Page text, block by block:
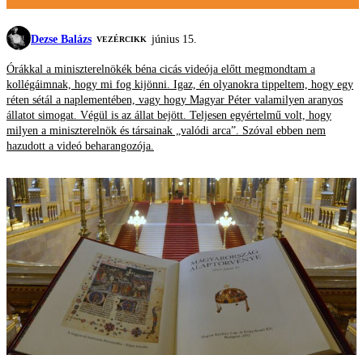
Dezse Balázs VEZÉRCIKK június 15.
Órákkal a miniszterelnökék béna cicás videója előtt megmondtam a
kollégáimnak, hogy mi fog kijönni. Igaz, én olyanokra tippeltem, hogy egy
réten sétál a naplementében, vagy hogy Magyar Péter valamilyen aranyos
állatot simogat. Végül is az állat bejött. Teljesen egyértelmű volt, hogy
milyen a miniszterelnök és társainak „valódi arca”. Szóval ebben nem
hazudott a videó beharangozója.